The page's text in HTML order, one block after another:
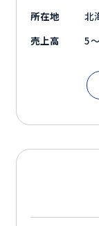
所在地
北
売上高
5